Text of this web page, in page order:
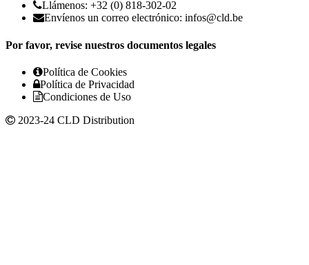
Llámenos: +32 (0) 818-302-02
Envíenos un correo electrónico: infos@cld.be
Por favor, revise nuestros documentos legales
Política de Cookies
Política de Privacidad
Condiciones de Uso
2023-24 CLD Distribution